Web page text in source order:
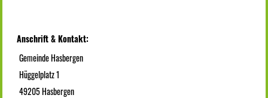
Anschrift & Kontakt:
Gemeinde Hasbergen
Hüggelplatz 1
49205 Hasbergen